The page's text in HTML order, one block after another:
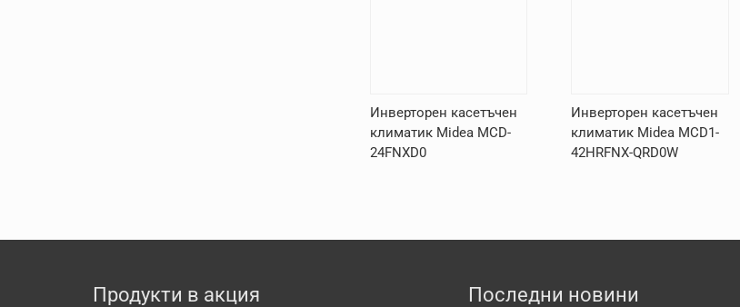
Инверторен касетъчен
климатик Midea MCD-
24FNXD0
Инверторен касетъчен
климатик Midea MCD1-
42HRFNX-QRD0W
Продукти в акция Последни новини